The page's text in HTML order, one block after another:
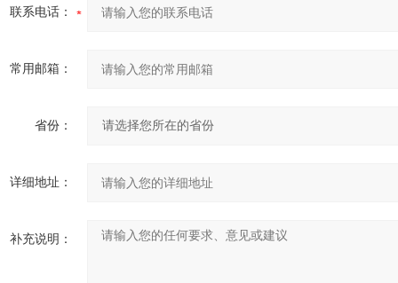
联系电话：
常用邮箱：
省份：
详细地址：
补充说明：